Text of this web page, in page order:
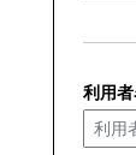
利用者